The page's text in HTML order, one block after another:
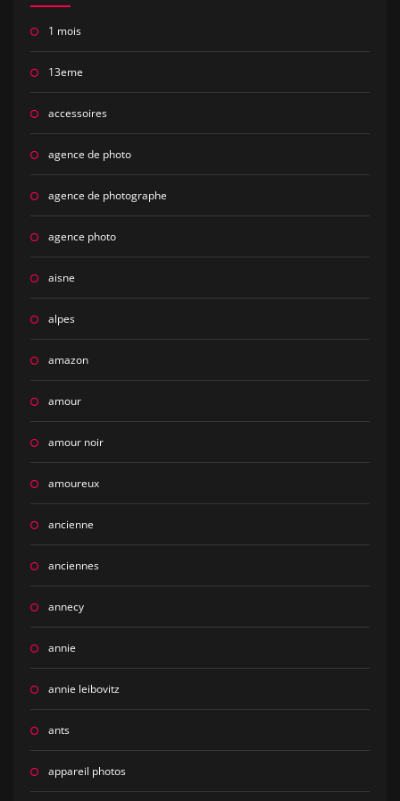
1 mois
13eme
accessoires
agence de photo
agence de photographe
agence photo
aisne
alpes
amazon
amour
amour noir
amoureux
ancienne
anciennes
annecy
annie
annie leibovitz
ants
appareil photos